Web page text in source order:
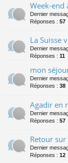
Week-end
Dernier
Réponses : 57
La Suisse
Dernier
Réponses : 11
mon
Dernier
Réponses : 38
Agadir en
Dernier
Réponses : 57
Retour
Dernier
Réponses : 12